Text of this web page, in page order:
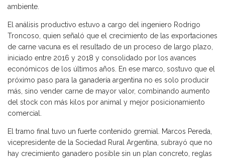
ambiente.
El análisis productivo estuvo a cargo del ingeniero Rodrigo
Troncoso, quien señaló que el crecimiento de las exportaciones
de carne vacuna es el resultado de un proceso de largo plazo,
iniciado entre 2016 y 2018 y consolidado por los avances
económicos de los últimos años. En ese marco, sostuvo que el
próximo paso para la ganadería argentina no es solo producir
más, sino vender carne de mayor valor, combinando aumento
del stock con más kilos por animal y mejor posicionamiento
comercial.
El tramo final tuvo un fuerte contenido gremial. Marcos Pereda,
vicepresidente de la Sociedad Rural Argentina, subrayó que no
hay crecimiento ganadero posible sin un plan concreto, reglas